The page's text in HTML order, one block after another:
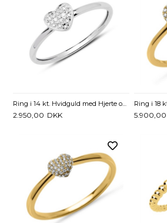
Ring i 14 kt. Hvidguld med Hjerte og Diamanter - 0,01 ct.
2.950,00 DKK 5.900,00